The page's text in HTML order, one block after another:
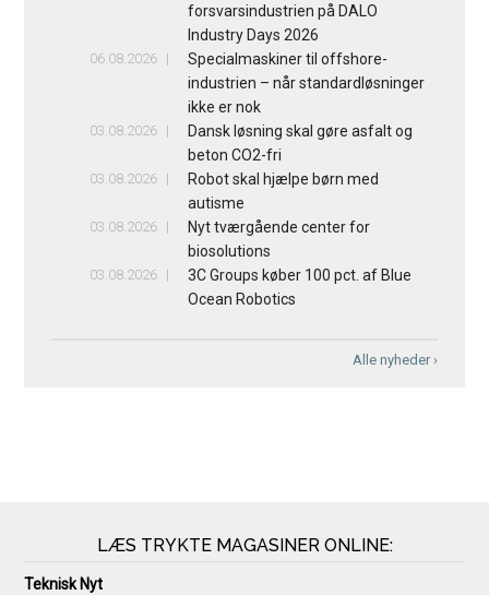
forsvarsindustrien på DALO
Industry Days 2026
06.08.2026
Specialmaskiner til offshore-
industrien – når standardløsninger
ikke er nok
03.08.2026
Dansk løsning skal gøre asfalt og
beton CO2-fri
03.08.2026
Robot skal hjælpe børn med
autisme
03.08.2026
Nyt tværgående center for
biosolutions
03.08.2026
3C Groups køber 100 pct. af Blue
Ocean Robotics
Alle nyheder ›
LÆS TRYKTE MAGASINER ONLINE:
Teknisk Nyt